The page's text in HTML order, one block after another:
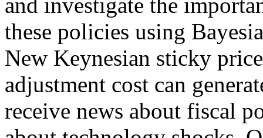
these policies using
New Keynesian sticky
adjustment cost can
receive news about fiscal